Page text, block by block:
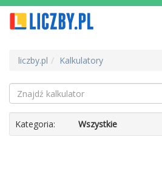
liczby.pl Kalkulatory
Kategoria: Wszystkie